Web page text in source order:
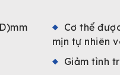
Cơ thể
mịn tự nhiên
Giảm tình